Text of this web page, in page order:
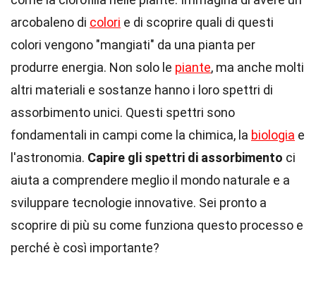
arcobaleno di colori e di scoprire quali di questi
colori vengono "mangiati" da una pianta per
produrre energia. Non solo le piante, ma anche molti
altri materiali e sostanze hanno i loro spettri di
assorbimento unici. Questi spettri sono
fondamentali in campi come la chimica, la biologia e
l'astronomia. Capire gli spettri di assorbimento ci
aiuta a comprendere meglio il mondo naturale e a
sviluppare tecnologie innovative. Sei pronto a
scoprire di più su come funziona questo processo e
perché è così importante?